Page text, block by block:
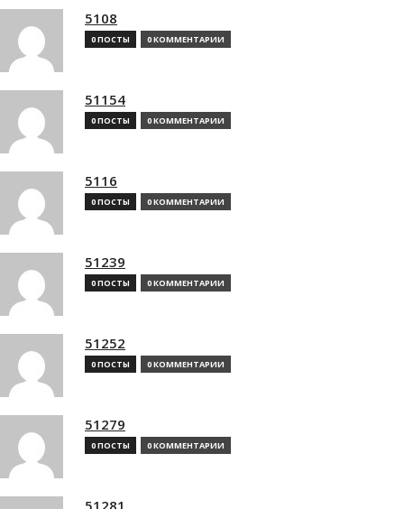
5108
0 ПОСТЫ 0 КОММЕНТАРИИ
51154
0 ПОСТЫ 0 КОММЕНТАРИИ
5116
0 ПОСТЫ 0 КОММЕНТАРИИ
51239
0 ПОСТЫ 0 КОММЕНТАРИИ
51252
0 ПОСТЫ 0 КОММЕНТАРИИ
51279
0 ПОСТЫ 0 КОММЕНТАРИИ
51281